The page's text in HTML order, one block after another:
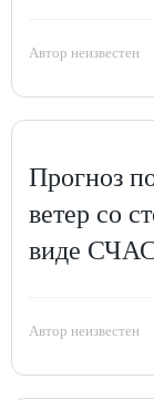
Автор неизвестен
Прогноз
ветер со
виде
Автор неизвестен